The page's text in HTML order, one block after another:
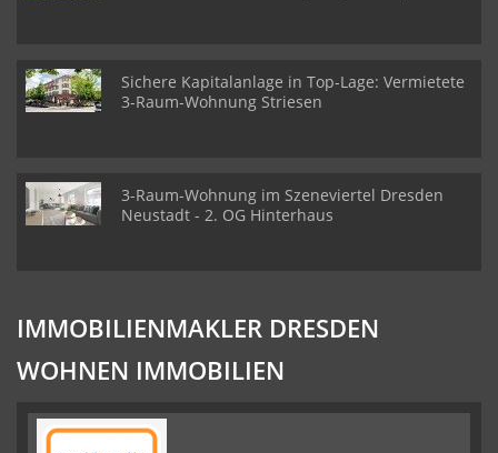
Sichere Kapitalanlage in Top-Lage: Vermietete
3-Raum-Wohnung Striesen
3-Raum-Wohnung im Szeneviertel Dresden
Neustadt - 2. OG Hinterhaus
IMMOBILIENMAKLER DRESDEN
WOHNEN IMMOBILIEN